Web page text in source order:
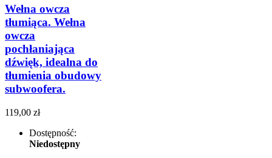
Wełna owcza
tłumiąca. Wełna
owcza
pochłaniająca
dźwięk, idealna do
tłumienia obudowy
subwoofera.
119,00 zł
Dostępność:
Niedostępny